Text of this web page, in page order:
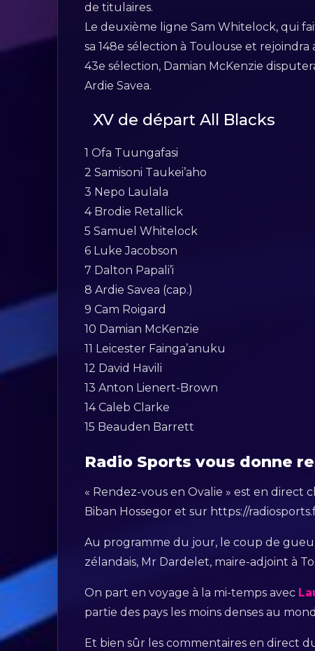
de titulaires.
Le deuxième ligne Sam Whitelock, qui
sa 148e sélection à Toulouse et
43e sélection, Damian McKenzie
Ardie Savea.
XV de départ All Blacks
1 Ofa Tuungafasi
2 Samisoni Taukei’aho
3 Nepo Laulala
4 Brodie Retallick
5 Samuel Whitelock
6 Luke Jacobson
7 Dalton Papali’i
8 Ardie Savea (cap.)
9 Cam Roigard
10 Damian McKenzie
11 Leicester Fainga’anuku
12 David Havili
13 Anton Lienert-Brown
14 Caleb Clarke
15 Beauden Barrett
Radio Sports vous donne
« Rendez-vous en Ovalie » est en
Biban Hossegor et sur https://
Au programme du jour, le coup de
zélandais, Mr Dardelet, maire-adjoint à
On part en voyage à la mi-temps avec
partie des pays les moins denses au
Et bien sûr les commentaires en direct